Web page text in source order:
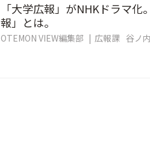
「大学広報」がNHKドラマ
報」とは。
OTEMON VIEW編集部 広報課 谷ノ